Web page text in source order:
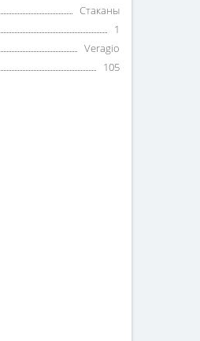
Стаканы
1
Veragio
105